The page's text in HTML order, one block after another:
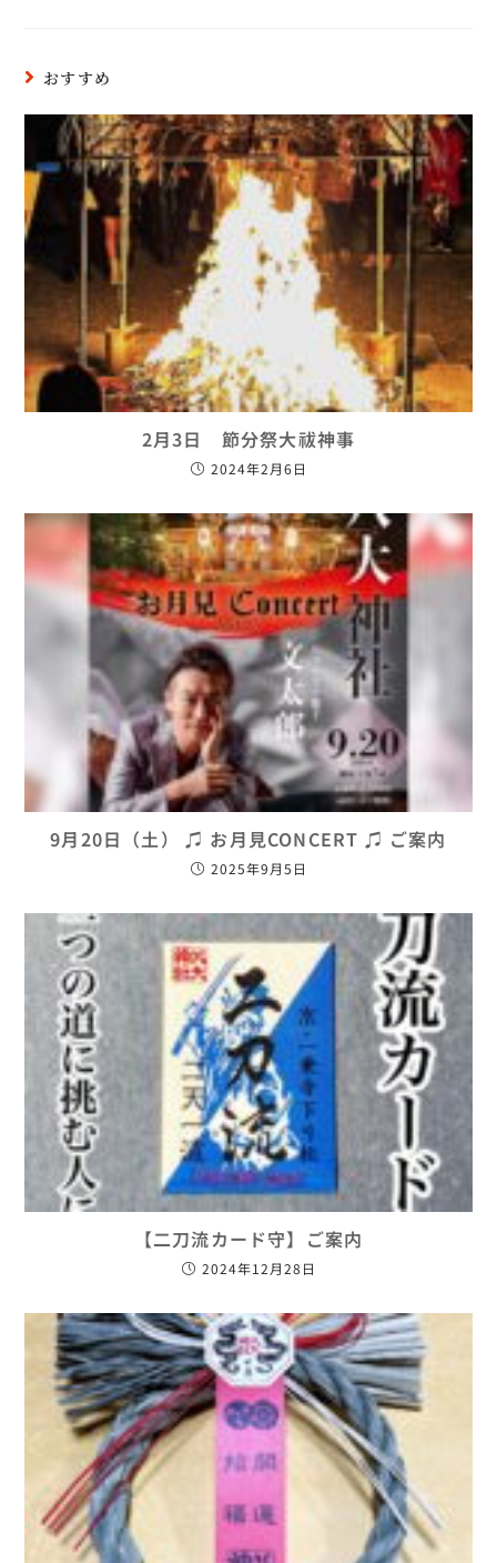
おすすめ
2月3日 節分祭大祓神事
2024年2月6日
9月20日（土） ♫ お月見CONCERT ♫ ご案内
2025年9月5日
【二刀流カード守】ご案内
2024年12月28日